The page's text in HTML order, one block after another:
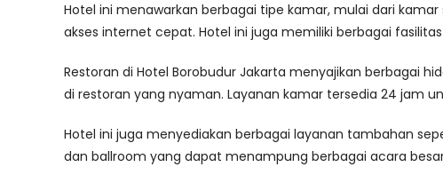
Hotel ini menawarkan berbagai tipe kamar, mulai dari
akses internet cepat. Hotel ini juga memiliki berbagai
Restoran di Hotel Borobudur Jakarta menyajikan berbagai
di restoran yang nyaman. Layanan kamar tersedia 24 jam
Hotel ini juga menyediakan berbagai layanan tambahan
dan ballroom yang dapat menampung berbagai acara